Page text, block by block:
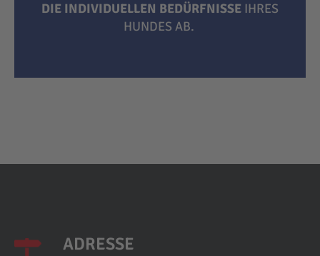
DIE INDIVIDUELLEN BEDÜRFNISSE IHRES
HUNDES AB.
ADRESSE